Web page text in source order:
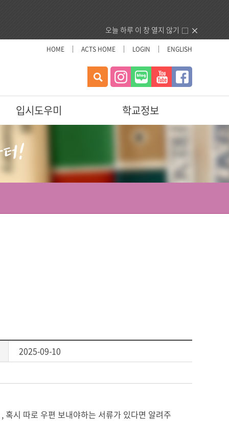
오늘 하루 이 창 열지 않기
HOME ACTS HOME LOGIN ENGLISH
입시도우미 학교정보
색
2025-09-10
시 따로 우편 보내야하는 서류가 있다면 알려주